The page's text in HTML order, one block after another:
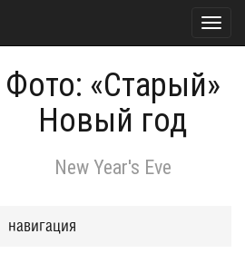
Фото: «Старый»
Новый год
New Year's Eve
навигация